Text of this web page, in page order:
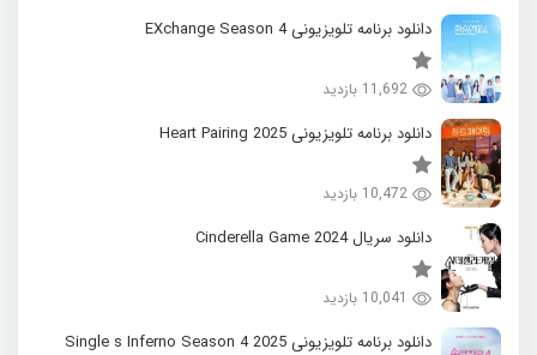
دانلود برنامه تلویزیونی EXchange Season 4
11,692 بازدید
دانلود برنامه تلویزیونی 2025 Heart Pairing
10,472 بازدید
دانلود سریال 2024 Cinderella Game
10,041 بازدید
دانلود برنامه تلویزیونی 2025 Single s Inferno Season 4